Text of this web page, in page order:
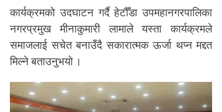
कार्यक्रमको उदघाटन गर्दै हेटौँडा उपमहानगरपालिका
नगरप्रमुख मीनाकुमारी लामाले यस्ता कार्यक्रमले
समाजलाई सचेत बनाउँदै सकारात्मक ऊर्जा थप्न मद्दत
मिल्ने बताउनुभयो ।